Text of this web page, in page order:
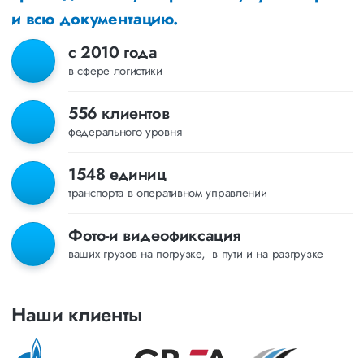
и всю документацию.
с 2010 года
в сфере логистики
556 клиентов
федерального уровня
1548 единиц
транспорта в оперативном управлении
Фото-и видеофиксация
ваших грузов на погрузке, в пути и на разгрузке
Наши клиенты